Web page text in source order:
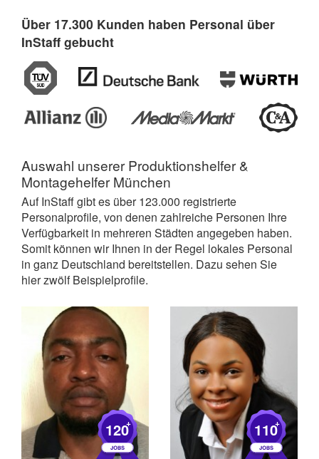
Über 17.300 Kunden haben Personal über
InStaff gebucht
Auswahl unserer Produktionshelfer &
Montagehelfer München
Auf InStaff gibt es über 123.000 registrierte
Personalprofile, von denen zahlreiche Personen Ihre
Verfügbarkeit in mehreren Städten angegeben haben.
Somit können wir Ihnen in der Regel lokales Personal
in ganz Deutschland bereitstellen. Dazu sehen Sie
hier zwölf Beispielprofile.
120+ 110+